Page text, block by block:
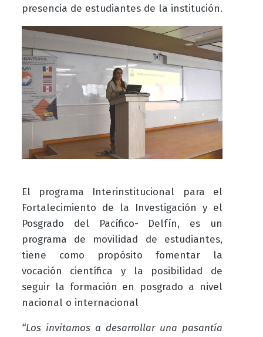
presencia de estudiantes de la institución.
El programa Interinstitucional para el
Fortalecimiento de la Investigación y el
Posgrado del Pacífico- Delfín, es un
programa de movilidad de estudiantes,
tiene como propósito fomentar la
vocación científica y la posibilidad de
seguir la formación en posgrado a nivel
nacional o internacional
“Los invitamos a desarrollar una pasantía